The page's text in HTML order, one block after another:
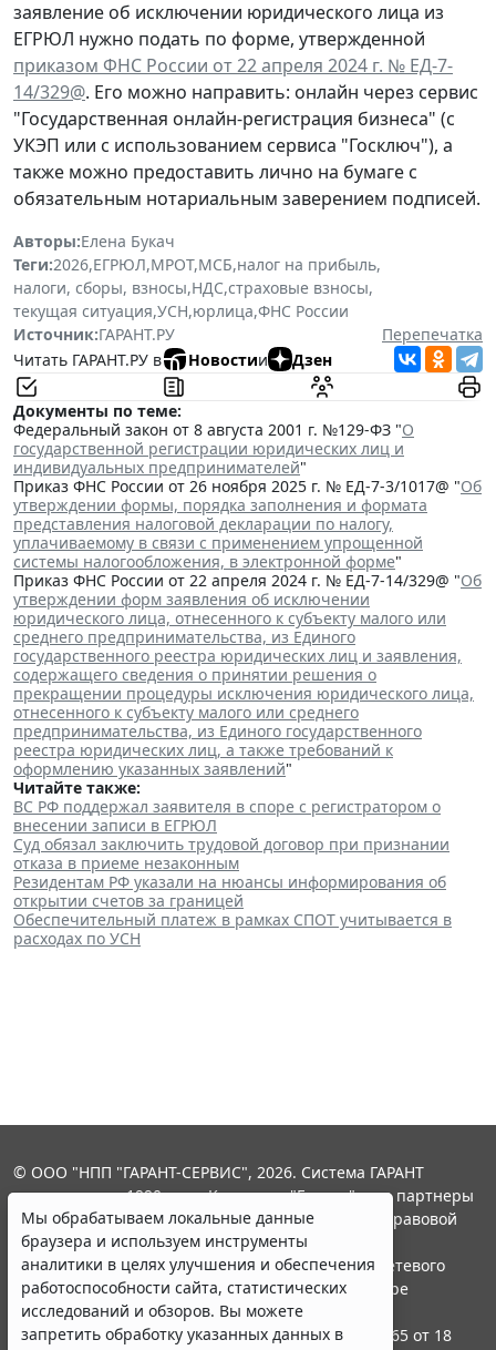
заявление об исключении юридического лица из
ЕГРЮЛ нужно подать по форме, утвержденной
приказом ФНС России от 22 апреля 2024 г. № ЕД-7-
14/329@. Его можно направить: онлайн через сервис
"Государственная онлайн-регистрация бизнеса" (с
УКЭП или с использованием сервиса "Госключ"), а
также можно предоставить лично на бумаге с
обязательным нотариальным заверением подписей.
Авторы:Елена Букач
Теги:2026,ЕГРЮЛ,МРОТ,МСБ,налог на прибыль,
налоги, сборы, взносы,НДС,страховые взносы,
текущая ситуация,УСН,юрлица,ФНС России
Источник:ГАРАНТ.РУ
Перепечатка
Читать ГАРАНТ.РУ в
Новостии Дзен
Документы по теме:
Федеральный закон от 8 августа 2001 г. №129-ФЗ "О
государственной регистрации юридических лиц и
индивидуальных предпринимателей"
Приказ ФНС России от 26 ноября 2025 г. № ЕД-7-3/1017@ "Об
утверждении формы, порядка заполнения и формата
представления налоговой декларации по налогу,
уплачиваемому в связи с применением упрощенной
системы налогообложения, в электронной форме"
Приказ ФНС России от 22 апреля 2024 г. № ЕД-7-14/329@ "Об
утверждении форм заявления об исключении
юридического лица, отнесенного к субъекту малого или
среднего предпринимательства, из Единого
государственного реестра юридических лиц и заявления,
содержащего сведения о принятии решения о
прекращении процедуры исключения юридического лица,
отнесенного к субъекту малого или среднего
предпринимательства, из Единого государственного
реестра юридических лиц, а также требований к
оформлению указанных заявлений"
Читайте также:
ВС РФ поддержал заявителя в споре с регистратором о
внесении записи в ЕГРЮЛ
Суд обязал заключить трудовой договор при признании
отказа в приеме незаконным
Резидентам РФ указали на нюансы информирования об
открытии счетов за границей
Обеспечительный платеж в рамках СПОТ учитывается в
расходах по УСН
Мы обрабатываем локальные данные
браузера и используем инструменты
аналитики в целях улучшения и обеспечения
работоспособности сайта, статистических
исследований и обзоров. Вы можете
запретить обработку указанных данных в
© ООО "НПП "ГАРАНТ-СЕРВИС", 2026. Система ГАРАНТ
выпускается с 1990 года. Компания "Гарант" и ее партнеры
являются участниками Российской ассоциации правовой
информации ГАРАНТ.
Портал ГАРАНТ.РУ зарегистрирован в качестве сетевого
издания Федеральной службой по надзору в сфере
связи,информационных технологий и массовых
коммуникаций (Роскомнадзором), Эл № ФС77-58365 от 18